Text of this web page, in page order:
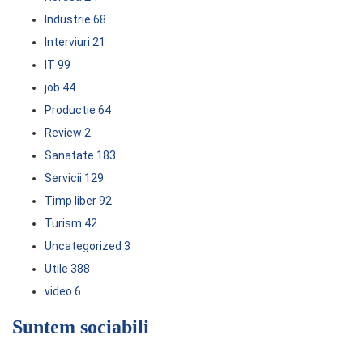
Industrie 68
Interviuri 21
IT 99
job 44
Productie 64
Review 2
Sanatate 183
Servicii 129
Timp liber92
Turism 42
Uncategorized 3
Utile 388
video 6
Suntem sociabili